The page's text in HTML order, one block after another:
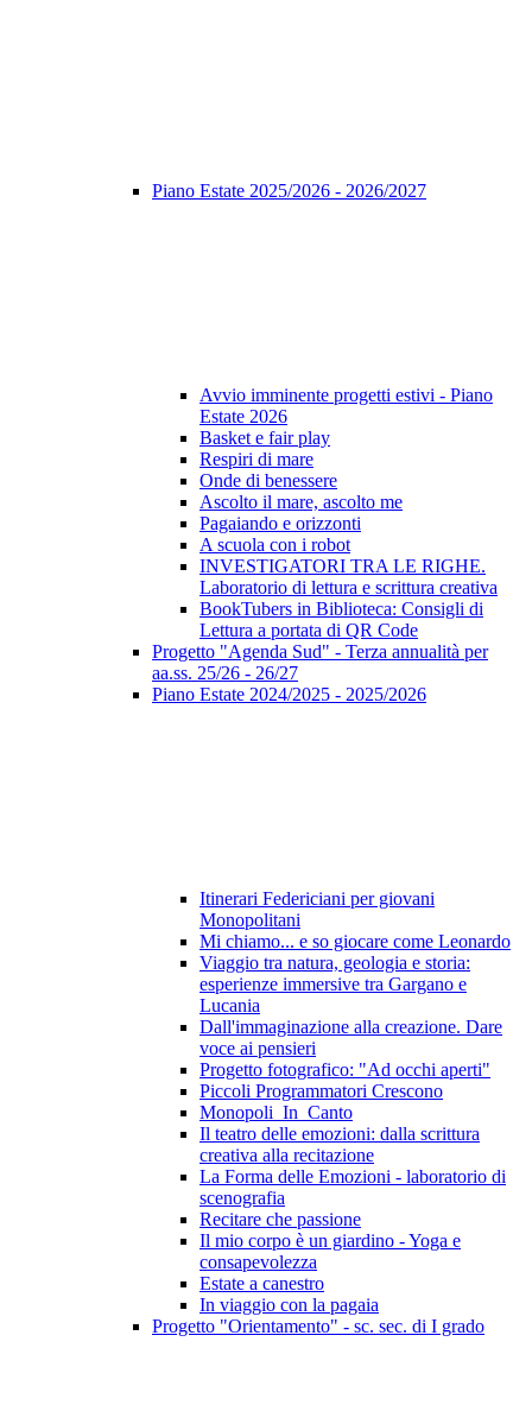
Piano Estate 2025/2026 - 2026/2027
Avvio imminente progetti estivi - Piano
Estate 2026
Basket e fair play
Respiri di mare
Onde di benessere
Ascolto il mare, ascolto me
Pagaiando e orizzonti
A scuola con i robot
INVESTIGATORI TRA LE RIGHE.
Laboratorio di lettura e scrittura creativa
BookTubers in Biblioteca: Consigli di
Lettura a portata di QR Code
Progetto "Agenda Sud" - Terza annualità per
aa.ss. 25/26 - 26/27
Piano Estate 2024/2025 - 2025/2026
Itinerari Federiciani per giovani
Monopolitani
Mi chiamo... e so giocare come Leonardo
Viaggio tra natura, geologia e storia:
esperienze immersive tra Gargano e
Lucania
Dall'immaginazione alla creazione. Dare
voce ai pensieri
Progetto fotografico: "Ad occhi aperti"
Piccoli Programmatori Crescono
Monopoli_In_Canto
Il teatro delle emozioni: dalla scrittura
creativa alla recitazione
La Forma delle Emozioni - laboratorio di
scenografia
Recitare che passione
Il mio corpo è un giardino - Yoga e
consapevolezza
Estate a canestro
In viaggio con la pagaia
Progetto "Orientamento" - sc. sec. di I grado